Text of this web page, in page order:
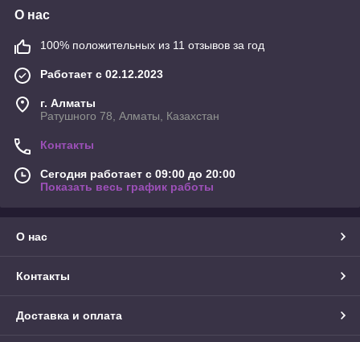
О нас
100% положительных из 11 отзывов за год
Работает с 02.12.2023
г. Алматы
Ратушного 78, Алматы, Казахстан
Контакты
Сегодня работает с 09:00 до 20:00
Показать весь график работы
О нас
Контакты
Доставка и оплата